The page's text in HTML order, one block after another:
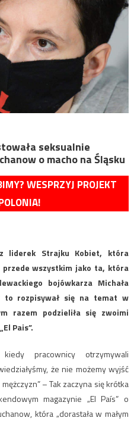
seksualnie
o macho na Śląsku
WESPRZYJ PROJEKT
liderek Strajku Kobiet, która
wszystkim jako ta, która
bojówkarza Michała
to rozpisywał się na temat w
razem podzieliła się zwoimi
Pais”.
pracownicy otrzymywali
że nie możemy wyjść
– Tak zaczyna się krótka
magazynie „El País” o
która „dorastała w małym